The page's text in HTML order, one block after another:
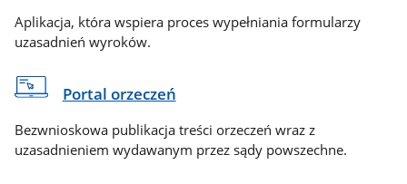
Aplikacja, która wspiera proces wypełniania formularzy
uzasadnień wyroków.
Portal orzeczeń
Bezwnioskowa publikacja treści orzeczeń wraz z
uzasadnieniem wydawanym przez sądy powszechne.